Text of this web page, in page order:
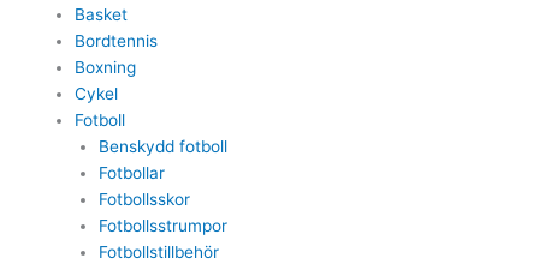
Basket
Bordtennis
Boxning
Cykel
Fotboll
Benskydd fotboll
Fotbollar
Fotbollsskor
Fotbollsstrumpor
Fotbollstillbehör